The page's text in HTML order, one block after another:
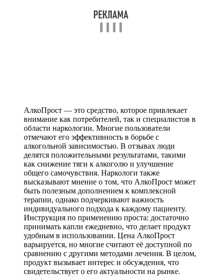
АлкоПрост — это средство, которое привлекает
внимание как потребителей, так и специалистов в
области наркологии. Многие пользователи
отмечают его эффективность в борьбе с
алкогольной зависимостью. В отзывах люди
делятся положительными результатами, такими
как снижение тяги к алкоголю и улучшение
общего самочувствия. Наркологи также
высказывают мнение о том, что АлкоПрост может
быть полезным дополнением к комплексной
терапии, однако подчеркивают важность
индивидуального подхода к каждому пациенту.
Инструкция по применению проста: достаточно
принимать капли ежедневно, что делает продукт
удобным в использовании. Цена АлкоПрост
варьируется, но многие считают её доступной по
сравнению с другими методами лечения. В целом,
продукт вызывает интерес и обсуждения, что
свидетельствует о его актуальности на рынке.